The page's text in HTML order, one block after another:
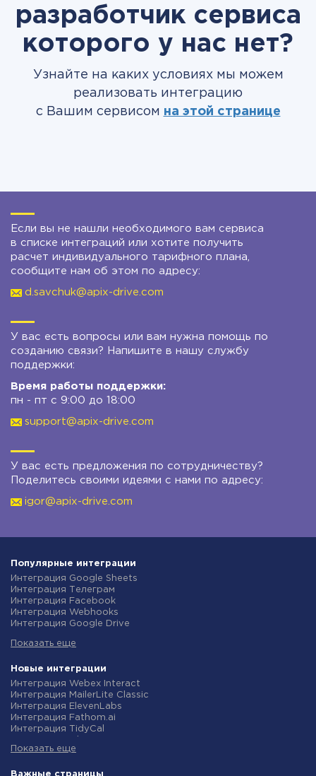
разработчик сервиса
которого у нас нет?
Узнайте на каких условиях мы можем
реализовать интеграцию
с Вашим сервисом на этой странице
Если вы не нашли необходимого вам сервиса
в списке интеграций или хотите получить
расчет индивидуального тарифного плана,
сообщите нам об этом по адресу:
d.savchuk@apix-drive.com
У вас есть вопросы или вам нужна помощь по
созданию связи? Напишите в нашу службу
поддержки:
Время работы поддержки:
пн - пт с 9:00 до 18:00
support@apix-drive.com
У вас есть предложения по сотрудничеству?
Поделитесь своими идеями с нами по адресу:
igor@apix-drive.com
Популярные интеграции
Интеграция Google Sheets
Интеграция Телеграм
Интеграция Facebook
Интеграция Webhooks
Интеграция Google Drive
Интеграция Gmail
Интеграция Новая Почта
Интеграция Binotel
Интеграция OpenAI (ChatGPT)
Интеграция Prom
Интеграция Приват24
Интеграция OLX
Интеграция TurboSMS
Интеграция SendPulse
Интеграция Stream Telecom
Показать еще
Новые интеграции
Интеграция Webex Interact
Интеграция MailerLite Classic
Интеграция ElevenLabs
Интеграция Fathom.ai
Интеграция TidyCal
Интеграция Gist
Интеграция Straico
Показать еще
Важные страницы